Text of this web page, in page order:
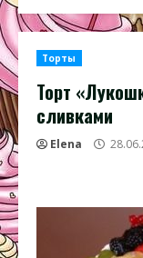
Торты
Торт
сливками
Elena